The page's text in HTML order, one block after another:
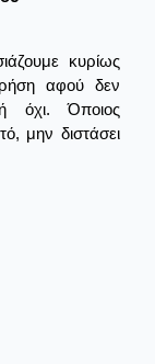
κυρίως
αφού δεν
όχι. Όποιος
μην διστάσει